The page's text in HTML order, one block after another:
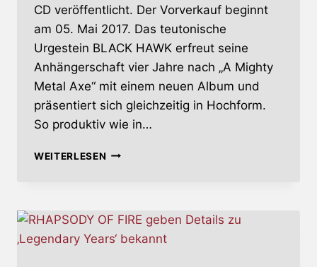
CD veröffentlicht. Der Vorverkauf beginnt
am 05. Mai 2017. Das teutonische
Urgestein BLACK HAWK erfreut seine
Anhängerschaft vier Jahre nach „A Mighty
Metal Axe“ mit einem neuen Album und
präsentiert sich gleichzeitig in Hochform.
So produktiv wie in…
WEITERLESENBLACK
OF
THE